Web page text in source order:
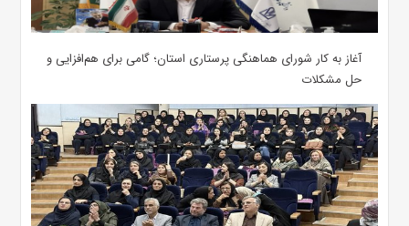
آغاز به کار شورای هماهنگی پرستاری استان؛ گامی برای هم‌افزایی و
حل مشکلات